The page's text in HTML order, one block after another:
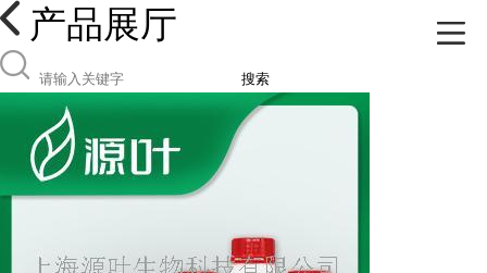
产品展厅
搜索